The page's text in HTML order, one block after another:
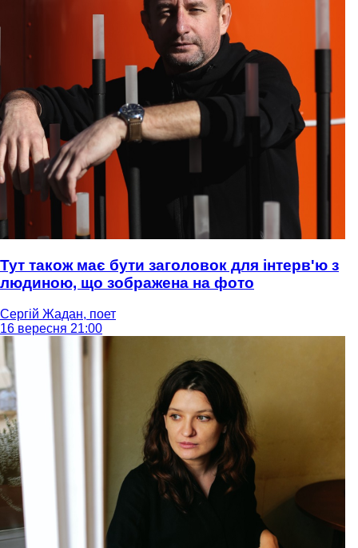
Тут також має бути заголовок для інтерв'ю з
людиною, що зображена на фото
Сергій Жадан, поет
16 вересня 21:00